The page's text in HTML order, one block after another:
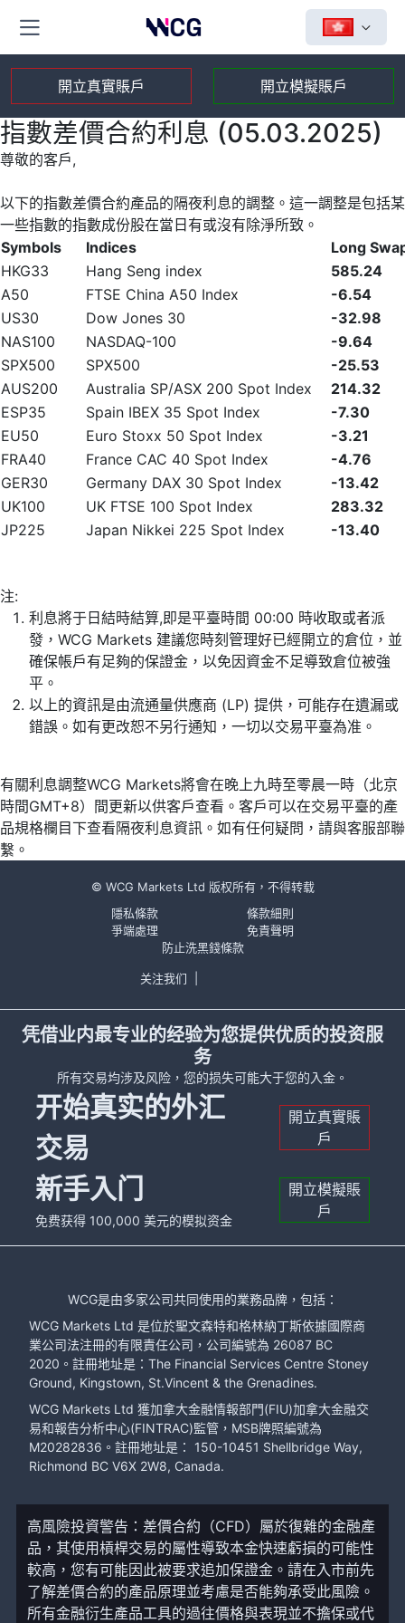
開立真實賬戶 開立模擬賬戶
指數差價合約利息 (05.03.2025)
尊敬的客戶,
以下的指數差價合約產品的隔夜利息的調整。這一調整是包括某
一些指數的指數成份股在當日有或沒有除淨所致。
Symbols
Indices
Long
HKG33
Hang Seng index
585.24
A50
FTSE China A50 Index
-6.54
US30
Dow Jones 30
-32.98
NAS100
NASDAQ-100
-9.64
SPX500
SPX500
-25.53
AUS200
Australia SP/ASX 200 Spot Index
214.32
ESP35
Spain IBEX 35 Spot Index
-7.30
EU50
Euro Stoxx 50 Spot Index
-3.21
FRA40
France CAC 40 Spot Index
-4.76
GER30
Germany DAX 30 Spot Index
-13.42
UK100
UK FTSE 100 Spot Index
283.32
JP225
Japan Nikkei 225 Spot Index -13.40
注:
利息將于日結時結算,即是平臺時間 00:00 時收取或者派
發，WCG Markets 建議您時刻管理好已經開立的倉位，並
確保帳戶有足夠的保證金，以免因資金不足導致倉位被強
平。
以上的資訊是由流通量供應商 (LP) 提供，可能存在遺漏或
錯誤。如有更改恕不另行通知，一切以交易平臺為准。
有關利息調整WCG Markets將會在晚上九時至零晨一時（北京
時間GMT+8）間更新以供客戶查看。客戶可以在交易平臺的產
品規格欄目下查看隔夜利息資訊。如有任何疑問，請與客服部聯
繫。
© WCG Markets Ltd 版权所有，不得转载
隱私條款
條款細則
爭端處理
免責聲明
防止洗黑錢條款
关注我们
凭借业内最专业的经验为您提供优质的投资服
务
所有交易均涉及风险，您的损失可能大于您的入金。
开始真实的外汇
交易
開立真實賬
戶
新手入门
免费获得 100,000 美元的模拟资金
開立模擬賬
戶
WCG是由多家公司共同使用的業務品牌，包括：
WCG Markets Ltd 是位於聖文森特和格林納丁斯依據國際商
業公司法注冊的有限責任公司，公司編號為 26087 BC
2020。註冊地址是：The Financial Services Centre Stoney
Ground, Kingstown, St.Vincent & the Grenadines.
WCG Markets Ltd 獲加拿大金融情報部門(FIU)加拿大金融交
易和報告分析中心(FINTRAC)監管，MSB牌照編號為
M20282836。註冊地址是： 150-10451 Shellbridge Way,
Richmond BC V6X 2W8, Canada.
高風險投資警告：差價合約（CFD）屬於復雜的金融產
品，其使用槓桿交易的屬性導致本金快速虧損的可能性
較高，您有可能因此被要求追加保證金。請在入市前先
了解差價合約的產品原理並考慮是否能夠承受此風險。
所有金融衍生產品工具的過往價格與表現並不擔保或代